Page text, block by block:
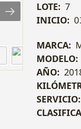
LOTE: 7
INICIO:
MARCA:
MODELO:
AÑO:
SERVICIO: